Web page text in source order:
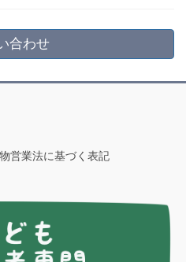
合わせ
営業法に基づく表記